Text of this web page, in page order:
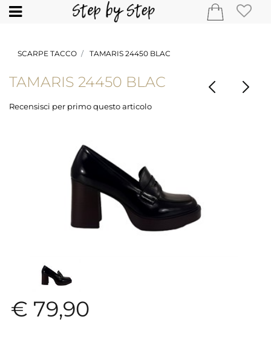
Open
SCARPE TACCO TAMARIS 24450 BLAC
TAMARIS 24450 BLAC
Recensisci per primo questo articolo
€ 79,90